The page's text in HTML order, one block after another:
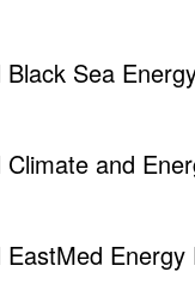
Sea
and
Energy